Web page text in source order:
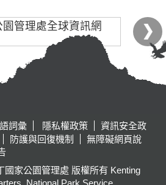
詞彙 隱私權政策
資訊安全政
防護與回復機制
無障礙網頁說
國家公園管理處 版權所有 Kenting
National Park Service,